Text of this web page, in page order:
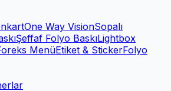
One Way VisionSopalı
Şeffaf Folyo BaskıLightbox
MenüEtiket & StickerFolyo